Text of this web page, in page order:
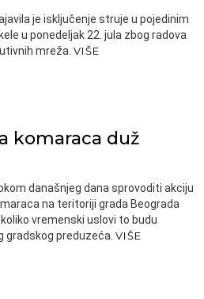
je isključenje struje u pojedinim
u ponedeljak 22. jula zbog radova
mreža. VIŠE
komaraca duž
današnjeg dana sprovoditi akciju
na teritoriji grada Beograda
vremenski uslovi to budu
gradskog preduzeća. VIŠE